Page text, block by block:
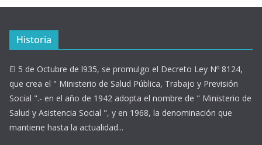
Historia
El 5 de Octubre de l935, se promulgo el Decreto Ley Nº 8124,
que crea el " Ministerio de Salud Pública, Trabajo y Previsión
Social ".- en el año de 1942 adopta el nombre de " Ministerio de
Salud y Asistencia Social ", y en 1968, la denominación que
mantiene hasta la actualidad...